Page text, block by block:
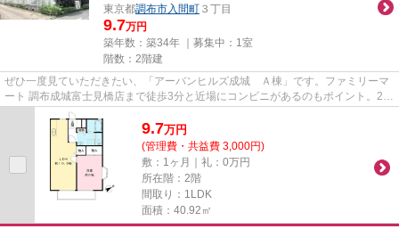
東京都調布市 入間町 ３丁目
9.7万円
築年数：築34年 ｜募集中： 1室
階数：2階建
ぜひ一度見ていただきたい、「アーバンヒルズ成城 Ａ棟」です。ファミリーマ
ート 調布成城富士見橋店まで徒歩3分と近場にコンビニがあるのもポイント。2沿
線利用ができる、交通の便が...
9.7万円
(管理費・共益費 3,000円)
敷：1ヶ月｜礼：0万円
所在階：2階
間取り：1LDK
面積：40.92㎡